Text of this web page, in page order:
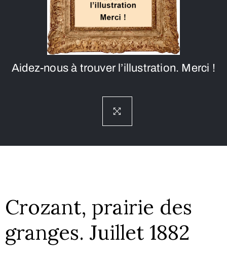
Aidez-nous à trouver l’illustration. Merci !
Crozant, prairie des
granges. Juillet 1882